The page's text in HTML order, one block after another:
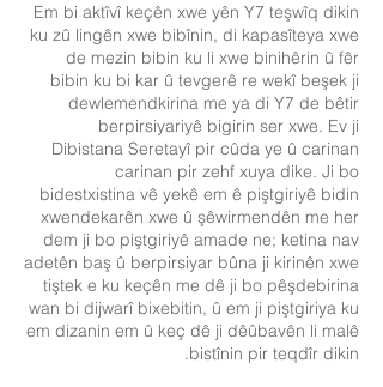
Em bi aktîvî keçên xwe yên Y7 teşwîq dikin
ku zû lingên xwe bibînin, di kapasîteya xwe
de mezin bibin ku li xwe binihêrin û fêr
bibin ku bi kar û tevgerê re wekî beşek ji
dewlemendkirina me ya di Y7 de bêtir
berpirsiyariyê bigirin ser xwe. Ev ji
Dibistana Seretayî pir cûda ye û carinan
carinan pir zehf xuya dike. Ji bo
bidestxistina vê yekê em ê piştgiriyê bidin
xwendekarên xwe û şêwirmendên me her
dem ji bo piştgiriyê amade ne; ketina nav
adetên baş û berpirsiyar bûna ji kirinên xwe
tiştek e ku keçên me dê ji bo pêşdebirina
wan bi dijwarî bixebitin, û em ji piştgiriya ku
em dizanin em û keç dê ji dêûbavên li malê
bistînin pir teqdîr dikin.